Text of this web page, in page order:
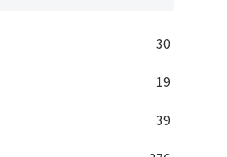
30
19
39